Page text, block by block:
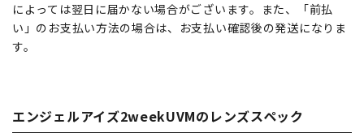
によっては翌日に届かない場合がございます。また、「前払
い」のお支払い方法の場合は、お支払い確認後の発送になりま
す。
エンジェルアイズ2weekUVMのレンズスペック